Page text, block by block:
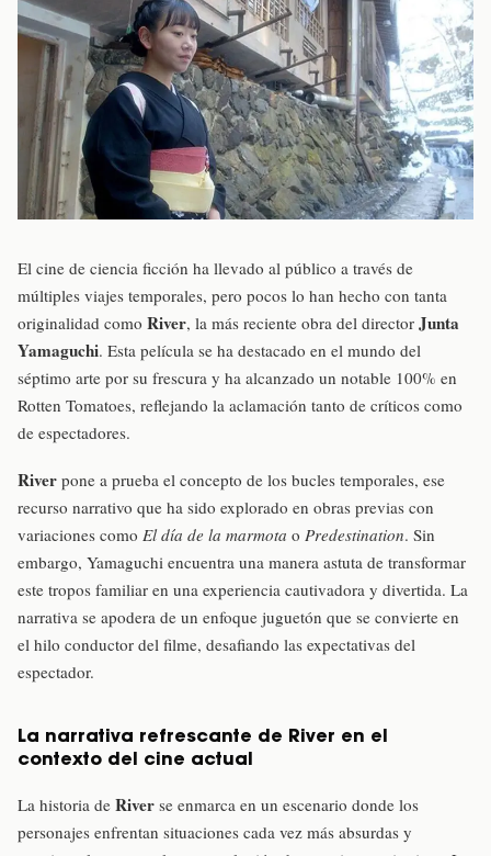
El cine de ciencia ficción ha llevado al público a través de
múltiples viajes temporales, pero pocos lo han hecho con tanta
originalidad como River, la más reciente obra del director Junta
Yamaguchi. Esta película se ha destacado en el mundo del
séptimo arte por su frescura y ha alcanzado un notable 100% en
Rotten Tomatoes, reflejando la aclamación tanto de críticos como
de espectadores.
River pone a prueba el concepto de los bucles temporales, ese
recurso narrativo que ha sido explorado en obras previas con
variaciones como El día de la marmota o Predestination. Sin
embargo, Yamaguchi encuentra una manera astuta de transformar
este tropos familiar en una experiencia cautivadora y divertida. La
narrativa se apodera de un enfoque juguetón que se convierte en
el hilo conductor del filme, desafiando las expectativas del
espectador.
La narrativa refrescante de River en el
contexto del cine actual
La historia de River se enmarca en un escenario donde los
personajes enfrentan situaciones cada vez más absurdas y